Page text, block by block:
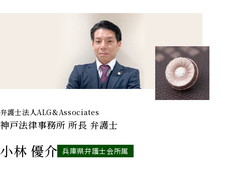
弁護士法人ALG&Associates
神戸法律事務所所長 弁護士
小林 優介 兵庫県弁護士会所属